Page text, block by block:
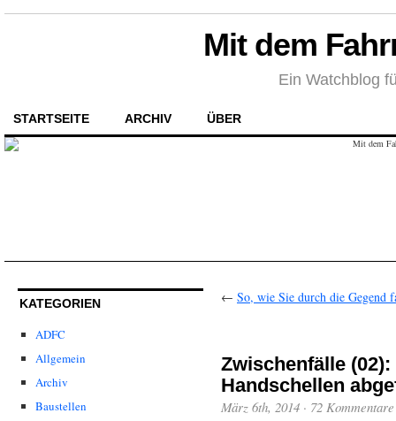
Mit dem
Ein Watchblog
STARTSEITE ARCHIV ÜBER
KATEGORIEN
ADFC
Allgemein
Archiv
Baustellen
← So, wie Sie durch die Gegend
Zwischenfälle
Handschellen
März 6th, 2014 · 72 Kommentare